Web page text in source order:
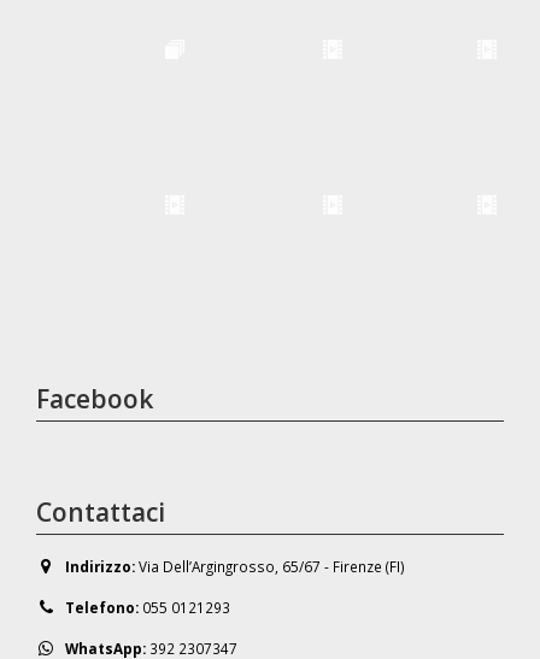
Facebook
Contattaci
Indirizzo:Via Dell’Argingrosso, 65/67 - Firenze (FI)
Telefono: 055 0121293
WhatsApp: 392 2307347